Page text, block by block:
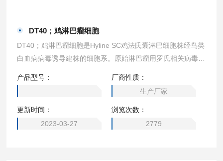
DT40；鸡淋巴瘤细胞
DT40；鸡淋巴瘤细胞是Hyline SC鸡法氏囊淋巴细胞株经鸟类
白血病病毒诱导建株的细胞系。原始淋巴瘤用罗氏相关病毒1
成细胞悬液后通过静脉注射输入同基因型的受体小鸡。经过一
次体内移植后，建立了DT40细胞。 1）来源：法氏囊，淋巴
瘤 2） 形态：淋巴母细胞样 3） 价格：194
产品型号：
厂商性质：
生产厂家
更新时间：
2023-03-27
浏览次数：
2779